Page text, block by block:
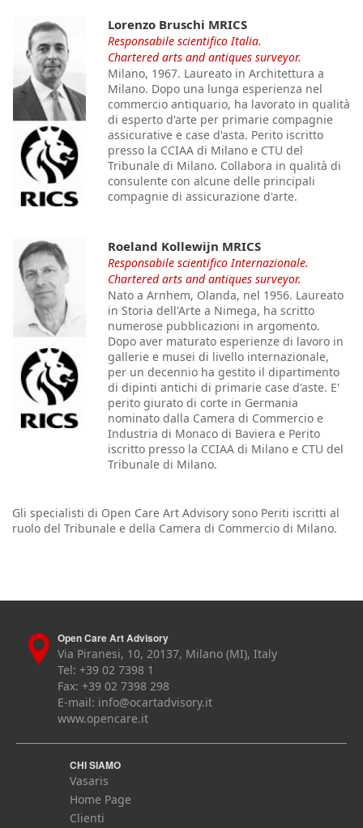
Lorenzo Bruschi MRICS
Responsabile scientifico Italia.
Chartered arts and antiques surveyor.
Milano, 1967. Laureato in Architettura a
Milano. Dopo una lunga esperienza nel
commercio antiquario, ha lavorato in qualità
di esperto d'arte per primarie compagnie
assicurative e case d'asta. Perito iscritto
presso la CCIAA di Milano e CTU del
Tribunale di Milano. Collabora in qualità di
consulente con alcune delle principali
compagnie di assicurazione d'arte.
Roeland Kollewijn MRICS
Responsabile scientifico Internazionale.
Chartered arts and antiques surveyor.
Nato a Arnhem, Olanda, nel 1956. Laureato
in Storia dell'Arte a Nimega, ha scritto
numerose pubblicazioni in argomento.
Dopo aver maturato esperienze di lavoro in
gallerie e musei di livello internazionale,
per un decennio ha gestito il dipartimento
di dipinti antichi di primarie case d'aste. E'
perito giurato di corte in Germania
nominato dalla Camera di Commercio e
Industria di Monaco di Baviera e Perito
iscritto presso la CCIAA di Milano e CTU del
Tribunale di Milano.
Gli specialisti di Open Care Art Advisory sono Periti iscritti al
ruolo del Tribunale e della Camera di Commercio di Milano.
Open Care Art Advisory
Via Piranesi, 10, 20137, Milano (MI), Italy
Tel: +39 02 7398 1
Fax: +39 02 7398 298
E-mail: info@ocartadvisory.it
www.opencare.it
CHI SIAMO
Vasaris
Home Page
Clienti